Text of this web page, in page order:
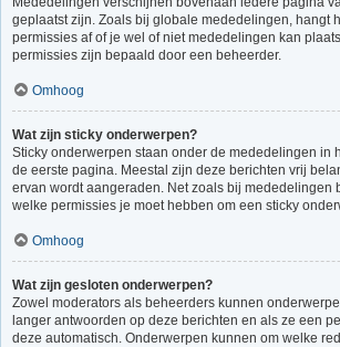
geplaatst zijn. Zoals bij globale mededelingen, hangt
permissies af of je wel of niet mededelingen kan
permissies zijn bepaald door een beheerder.
Omhoog
Wat zijn sticky onderwerpen?
Sticky onderwerpen staan onder de mededelingen in
de eerste pagina. Meestal zijn deze berichten vrij
ervan wordt aangeraden. Net zoals bij mededelingen
welke permissies je moet hebben om een sticky
Omhoog
Wat zijn gesloten onderwerpen?
Zowel moderators als beheerders kunnen
langer antwoorden op deze berichten en als ze een
deze automatisch. Onderwerpen kunnen om welke